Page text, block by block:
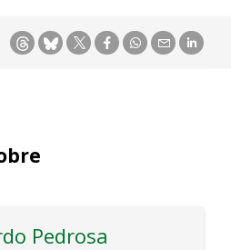
Pedrosa